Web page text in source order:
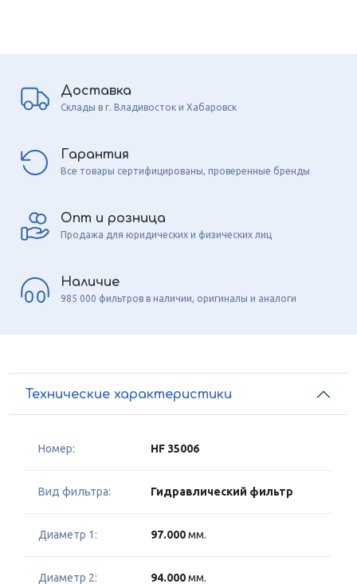
Доставка
Склады в г. Владивосток и Хабаровск
Гарантия
Все товары сертифицированы, проверенные бренды
Опт и розница
Продажа для юридических и физических лиц
Наличие
985 000 фильтров в наличии, оригиналы и аналоги
Технические характеристики
Номер: HF 35006
Вид фильтра: Гидравлический фильтр
Диаметр 1: 97.000мм.
Диаметр 2: 94.000мм.